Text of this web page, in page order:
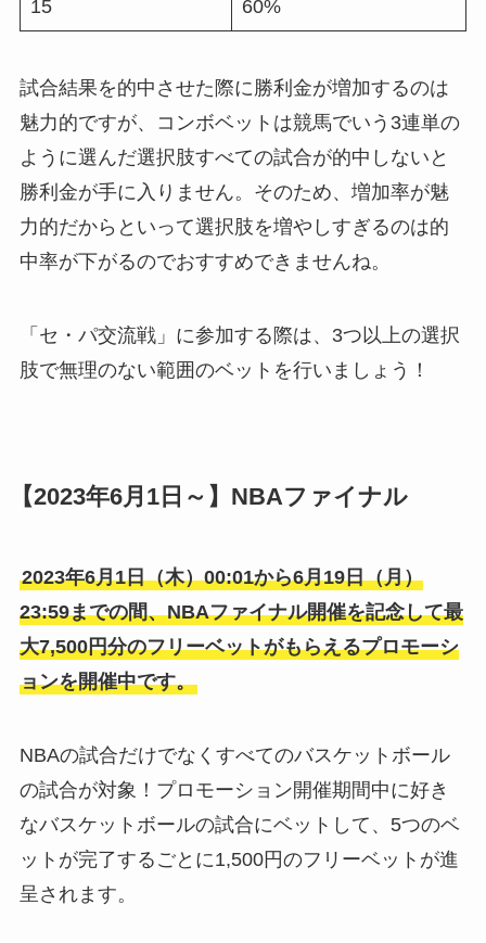
15 60%
試合結果を的中させた際に勝利金が増加するのは
魅力的ですが、コンボベットは競馬でいう3連単の
ように選んだ選択肢すべての試合が的中しないと
勝利金が手に入りません。そのため、増加率が魅
力的だからといって選択肢を増やしすぎるのは的
中率が下がるのでおすすめできませんね。
「セ・パ交流戦」に参加する際は、3つ以上の選択
肢で無理のない範囲のベットを行いましょう！
【2023年6月1日～】NBAファイナル
2023年6月1日（木）00:01から6月19日（月）
23:59までの間、NBAファイナル開催を記念して最
大7,500円分のフリーベットがもらえるプロモーシ
ョンを開催中です。
NBAの試合だけでなくすべてのバスケットボール
の試合が対象！プロモーション開催期間中に好き
なバスケットボールの試合にベットして、5つのベ
ットが完了するごとに1,500円のフリーベットが進
呈されます。